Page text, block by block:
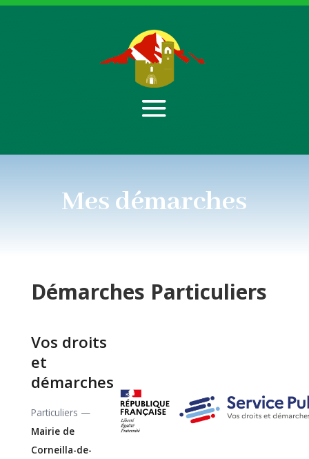
Mes démarches
Démarches Particuliers
Vos droits
et
démarches
Particuliers —
Mairie de
Corneilla-de-